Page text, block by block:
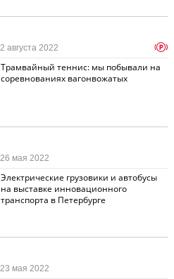
Трамвайный теннис: мы побывали на
соревнованиях вагонвожатых
2 августа 2022 p
Электрические грузовики и автобусы
на выставке инновационного
транспорта в Петербурге
26 мая 2022
23 мая 2022